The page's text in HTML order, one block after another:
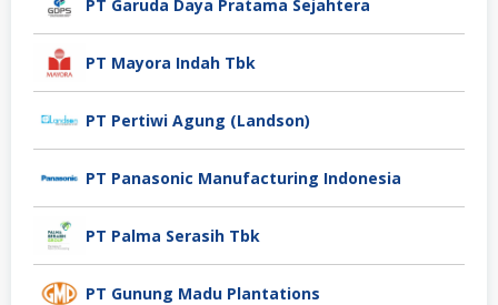
PT Garuda Daya Pratama Sejahtera
PT Mayora Indah Tbk
PT Pertiwi Agung (Landson)
PT Panasonic Manufacturing Indonesia
PT Palma Serasih Tbk
PT Gunung Madu Plantations